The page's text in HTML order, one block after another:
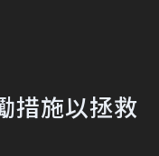
措施以拯救